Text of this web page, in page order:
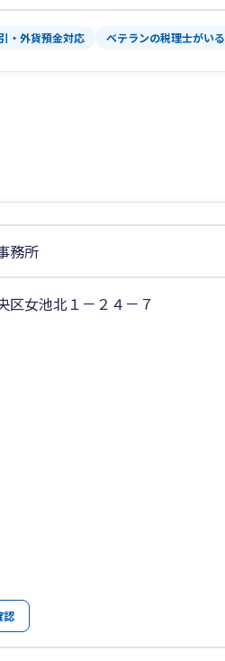
・外貨預金対応 ベテランの税理士がいる
務所
区女池北１－２４－７
認